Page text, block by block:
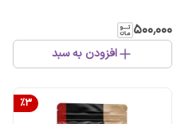
۵۰۰٬۰۰۰
افزودن به سبد
%3